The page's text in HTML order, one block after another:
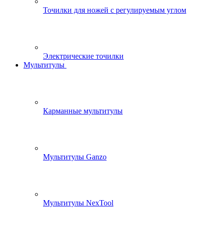
Точилки для ножей с регулируемым углом
Электрические точилки
Мультитулы
Карманные мультитулы
Мультитулы Ganzo
Мультитулы NexTool